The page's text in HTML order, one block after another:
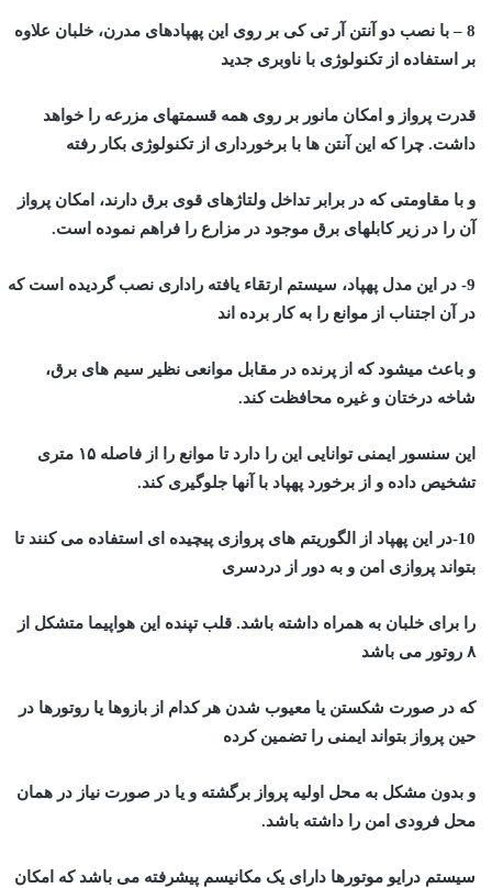
8 – با نصب دو آنتن آر تی کی بر روی این پهپادهای مدرن، خلبان علاوه
بر استفاده از تکنولوژی با ناوبری جدید
قدرت پرواز و امکان مانور بر روی همه قسمتهای مزرعه را خواهد
داشت. چرا که این آنتن ها با برخورداری از تکنولوژی بکار رفته
و با مقاومتی که در برابر تداخل ولتاژهای قوی برق دارند، امکان پرواز
آن را در زیر کابلهای برق موجود در مزارع را فراهم نموده است.
9- در این مدل پهپاد، سیستم ارتقاء یافته راداری نصب گردیده است که
در آن اجتناب از موانع را به کار برده اند
و باعث میشود که از پرنده در مقابل موانعی نظیر سیم های برق،
شاخه درختان و غیره محافظت کند.
این سنسور ایمنی توانایی این را دارد تا موانع را از فاصله ۱۵ متری
تشخیص داده و از برخورد پهپاد با آنها جلوگیری کند.
10-در این پهپاد از الگوریتم های پروازی پیچیده ای استفاده می کنند تا
بتواند پروازی امن و به دور از دردسری
را برای خلبان به همراه داشته باشد. قلب تپنده این هواپیما متشکل از
۸ روتور می باشد
که در صورت شکستن یا معیوب شدن هر کدام از بازوها یا روتورها در
حین پرواز بتواند ایمنی را تضمین کرده
و بدون مشکل به محل اولیه پرواز برگشته و یا در صورت نیاز در همان
محل فرودی امن را داشته باشد.
سیستم درایو موتورها دارای یک مکانیسم پیشرفته می باشد که امکان